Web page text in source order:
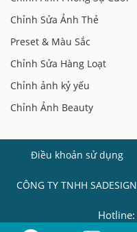
Chỉnh Sửa Ảnh Thẻ
Preset & Màu Sắc
Chỉnh Sửa Hàng Loạt
Chỉnh ảnh kỷ yếu
Chỉnh Ảnh Beauty
Điều khoản sử dụng
CÔNG TY TNHH SADESIGN
Hotline: